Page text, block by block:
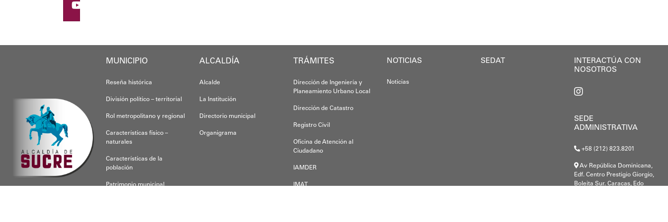
Oskarina Rosso
MUNICIPIO
Reseña histórica
División político – territorial
Rol metropolitano y regional
Características físico –
naturales
Características de la
población
Patrimonio municipal
ALCALDÍA
Alcalde
La Institución
Directorio municipal
Organigrama
TRÁMITES
Dirección de Ingeniería y
Planeamiento Urbano Local
Dirección de Catastro
Registro Civil
Oficina de Atención al
Ciudadano
IAMDER
IMAT
NOTICIAS
Noticias
SEDAT
INTERACTÚA CON
NOSOTROS
SEDE
ADMINISTRATIVA
+58 (212) 823.8201
Av República Dominicana,
Edf. Centro Prestigio Giorgio,
Boleita Sur. Caracas, Edo